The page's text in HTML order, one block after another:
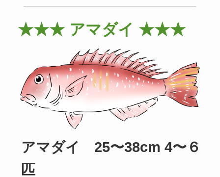
★★★ アマダイ ★★★
アマダイ 25〜38cm 4〜６
匹